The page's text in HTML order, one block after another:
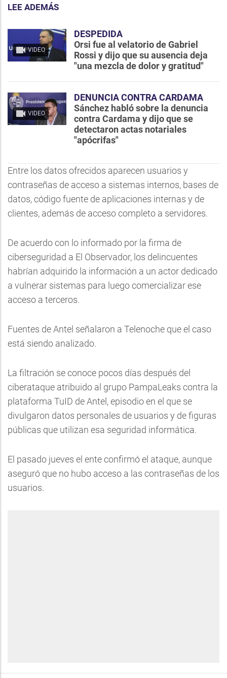
LEE ADEMÁS
VIDEO
DESPEDIDA
Orsi fue al velatorio de Gabriel
Rossi y dijo que su ausencia deja
"una mezcla de dolor y gratitud"
VIDEO
DENUNCIA CONTRA CARDAMA
Sánchez habló sobre la denuncia
contra Cardama y dijo que se
detectaron actas notariales
"apócrifas"
Entre los datos ofrecidos aparecen usuarios y
contraseñas de acceso a sistemas internos, bases de
datos, código fuente de aplicaciones internas y de
clientes, además de acceso completo a servidores.
De acuerdo con lo informado por la firma de
ciberseguridad a El Observador, los delincuentes
habrían adquirido la información a un actor dedicado
a vulnerar sistemas para luego comercializar ese
acceso a terceros.
Fuentes de Antel señalaron a Telenoche que el caso
está siendo analizado.
La filtración se conoce pocos días después del
ciberataque atribuido al grupo PampaLeaks contra la
plataforma TuID de Antel, episodio en el que se
divulgaron datos personales de usuarios y de figuras
públicas que utilizan esa seguridad informática.
El pasado jueves el ente confirmó el ataque, aunque
aseguró que no hubo acceso a las contraseñas de los
usuarios.